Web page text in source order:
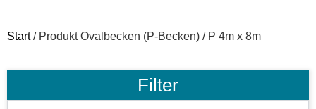
Start/ Produkt Ovalbecken (P-Becken) / P 4m x 8m
Filter